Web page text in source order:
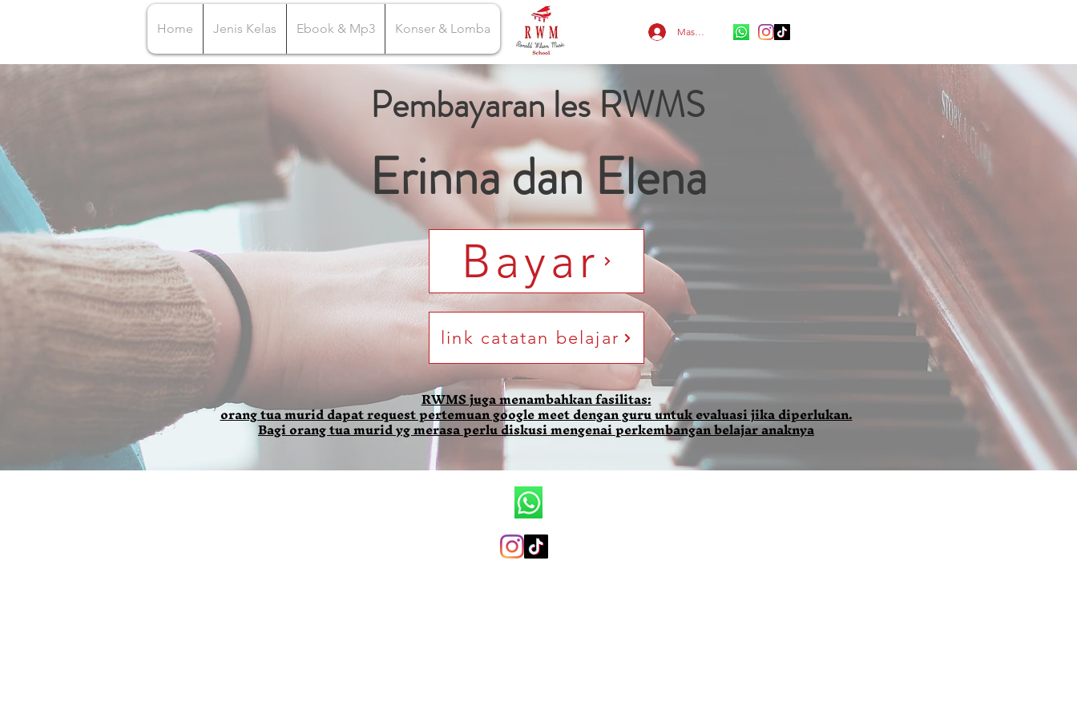
Home Jenis Kelas Ebook & Mp3 Konser & Lomba Masuk
Pembayaran les RWMS
Erinna dan Elena
Bayar
link catatan belajar
RWMS juga menambahkan fasilitas:
orang tua murid dapat request pertemuan google meet dengan guru untuk evaluasi jika diperlukan.
Bagi orang tua murid yg merasa perlu diskusi mengenai perkembangan belajar anaknya